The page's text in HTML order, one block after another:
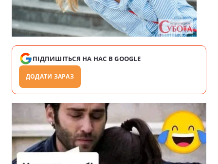
ПІДПИШІТЬСЯ НА НАС В GOOGLE
ДОДАТИ ЗАРАЗ